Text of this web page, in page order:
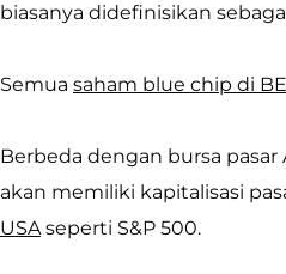
biasanya didefinisikan
Semua saham blue chip di
Berbeda dengan bursa
akan memiliki kapitalisasi
USAseperti S&P 500.